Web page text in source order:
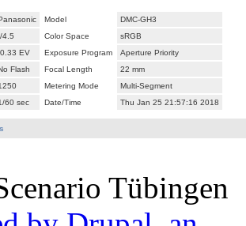
Model
DMC-GH3
4.5 Color Space
sRGB
EV Exposure Program
Aperture Priority
Flash Focal Length
22 mm
Metering Mode
Multi-Segment
60 sec Date/Time Thu Jan 25 21:57:16 2018
Tübingen